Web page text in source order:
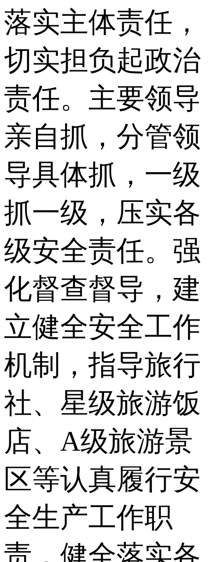
落实主体责任，
切实担负起政治
责任。主要领导
亲自抓，分管领
导具体抓，一级
抓一级，压实各
级安全责任。强
化督查督导，建
立健全安全工作
机制，指导旅行
社、星级旅游饭
店、A级旅游景
区等认真履行安
全生产工作职
责，健全落实各